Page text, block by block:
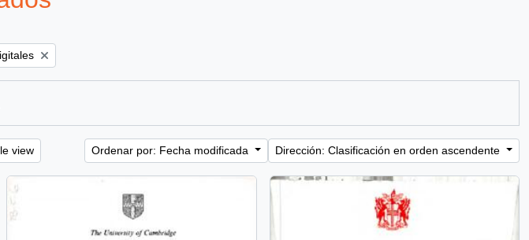
view Ordenar por: Fecha modificada Dirección: Clasificación en orden ascendente